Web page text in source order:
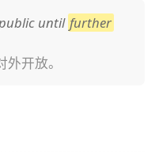
until further
开放。